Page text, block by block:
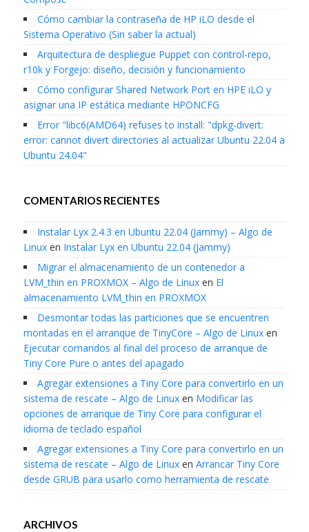
Cómo cambiar la contraseña de HP iLO desde el
Sistema Operativo (Sin saber la actual)
Arquitectura de despliegue Puppet con control-repo,
r10k y Forgejo: diseño, decisión y funcionamiento
Cómo configurar Shared Network Port en HPE iLO y
asignar una IP estática mediante HPONCFG
Error "libc6(AMD64) refuses to install: "dpkg-divert:
error: cannot divert directories al actualizar Ubuntu 22.04 a
Ubuntu 24.04"
COMENTARIOS RECIENTES
Instalar Lyx 2.4.3 en Ubuntu 22.04 (Jammy) – Algo de
Linuxen Instalar Lyx en Ubuntu 22.04 (Jammy)
Migrar el almacenamiento de un contenedor a
LVM_thin en PROXMOX – Algo de Linuxen El
almacenamiento LVM_thin en PROXMOX
Desmontar todas las particiones que se encuentren
montadas en el arranque de TinyCore – Algo de Linuxen
Ejecutar comandos al final del proceso de arranque de
Tiny Core Pure o antes del apagado
Agregar extensiones a Tiny Core para convertirlo en un
sistema de rescate – Algo de Linuxen Modificar las
opciones de arranque de Tiny Core para configurar el
idioma de teclado español
Agregar extensiones a Tiny Core para convertirlo en un
sistema de rescate – Algo de Linuxen Arrancar Tiny Core
desde GRUB para usarlo como herramienta de rescate
ARCHIVOS